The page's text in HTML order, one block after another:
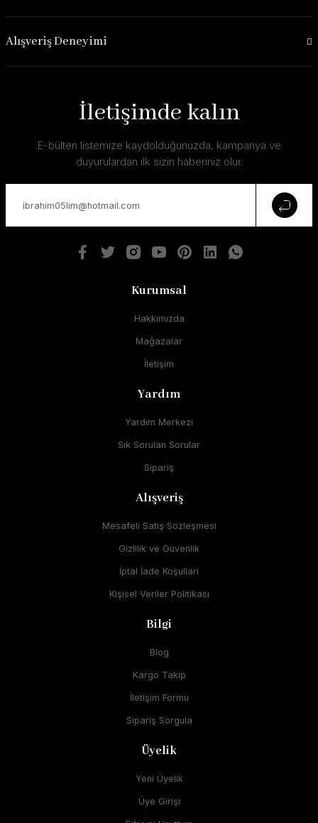
Alışveriş Deneyimi
İletişimde kalın
E-bülten listemize kaydolduğunuzda, kampanya ve
duyurulardan ilk sizin haberiniz olur.
Kurumsal
Hakkımızda
Mağazalar
İletişim
Yardım
Yardım Merkezi
Sık Sorulan Sorular
Sipariş
Alışveriş
Mesafeli Satış Sözleşmesi
Gizlilik ve Güvenlik
İptal İade Koşullari
Kişisel Veriler Politikası
Bilgi
Blog
Kargo Takip
İletişim Formu
Sipariş Sorgula
Üyelik
Yeni Üyelik
Üye Girişi